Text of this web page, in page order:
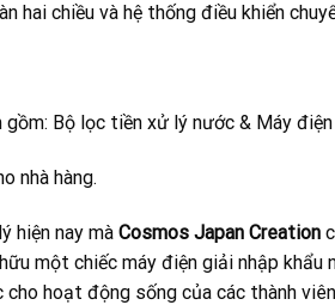
hai chiều và hệ thống điều khiển
gồm: Bộ lọc tiền xử lý nước & Máy
nhà hàng.
hiện nay mà Cosmos Japan Creation
một chiếc máy điện giải nhập
hoạt động sống của các thành